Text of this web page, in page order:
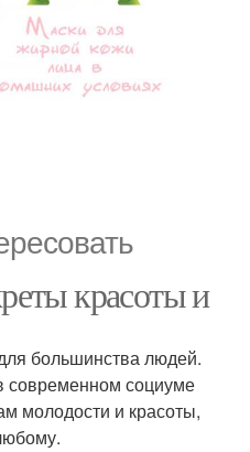
красоты и
большинства людей.
современном социуме
молодости и красоты,